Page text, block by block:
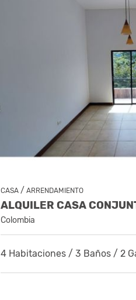
CASA / ARRENDAMIENTO
Colombia
4 Habitaciones / 3 Baños / 2